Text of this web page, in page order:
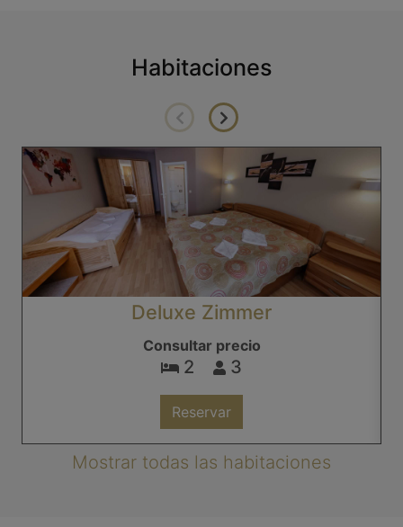
Habitaciones
Deluxe Zimmer
Consultar precio
2 3
Reservar
Mostrar todas las habitaciones